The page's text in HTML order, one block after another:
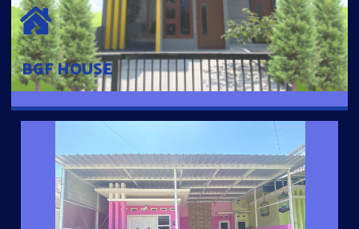
BGF HOUSE
Hunian Mewah Pusat Kota dengan fasilitas Free Desain, Dapur,
Parkir Mobil dengan 3 Kamar Tidur dan 2 Kamar Mandi.
GRIYA ASRI BOGORAN